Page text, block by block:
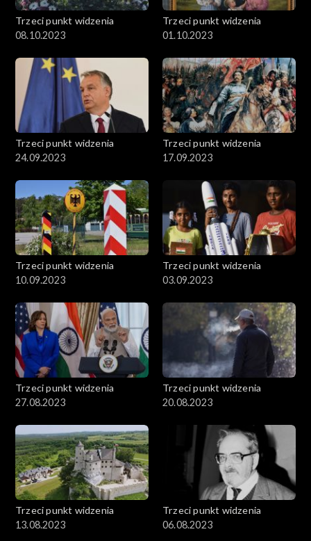
Trzeci punkt widzenia
08.10.2023
Trzeci punkt widzenia
01.10.2023
Trzeci punkt widzenia
24.09.2023
Trzeci punkt widzenia
17.09.2023
Trzeci punkt widzenia
10.09.2023
Trzeci punkt widzenia
03.09.2023
Trzeci punkt widzenia
27.08.2023
Trzeci punkt widzenia
20.08.2023
Trzeci punkt widzenia
13.08.2023
Trzeci punkt widzenia
06.08.2023